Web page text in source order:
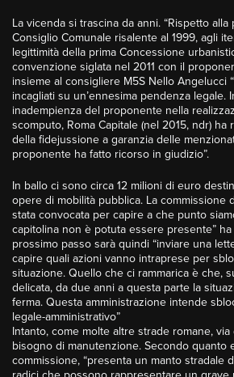
La vicenda si trascina da anni. “Rispetto
Consiglio Comunale risalente al 1999, agli
legittimità della prima Concessione
convenzione siglata nel 2011 con il
insieme al consigliere M5S Nello Angelucci
incagliati su un’ennesima pendenza legale.
inadempienza del proponente nella
scomputo, Roma Capitale (nel 2015, ndr) ha
della fidejussione a garanzia delle
proponente ha fatto ricorso in giudizio”.
In ballo ci sono circa 12 milioni di euro
opere di mobilità pubblica. La commissione
stata convocata per capire a che punto
capitolina non è potuta essere presente”
prossimo passo sarà quindi “inviare una
capire quali azioni vanno intraprese per
situazione. Quello che ci rammarica è che,
delicata, da due anni a questa parte la
ferma. Questa amministrazione intende
legale-amministrativo”
Intanto, come molte altre strade romane,
bisogno di manutenzione. Secondo quanto
commissione, “presenta un manto stradale